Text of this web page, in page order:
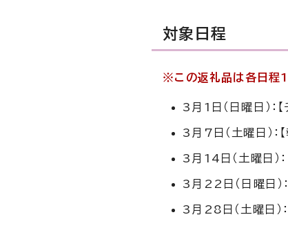
対象日程
※この返礼品は各日程10
3月1日（日曜日）：【
3月7日（土曜日）：
3月14日（土曜日）：
3月22日（日曜日）：
3月28日（土曜日）：